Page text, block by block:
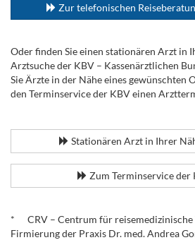
Zur telefonischen
Oder finden Sie einen stationären Arzt in
Arztsuche der KBV – Kassenärztlichen
Sie Ärzte in der Nähe eines gewünschten
den Terminservice der KBV einen
Stationären Arzt in Ihrer
Zum Terminservice der
* CRV – Centrum für reisemedizinische
Firmierung der Praxis Dr. med. Andrea